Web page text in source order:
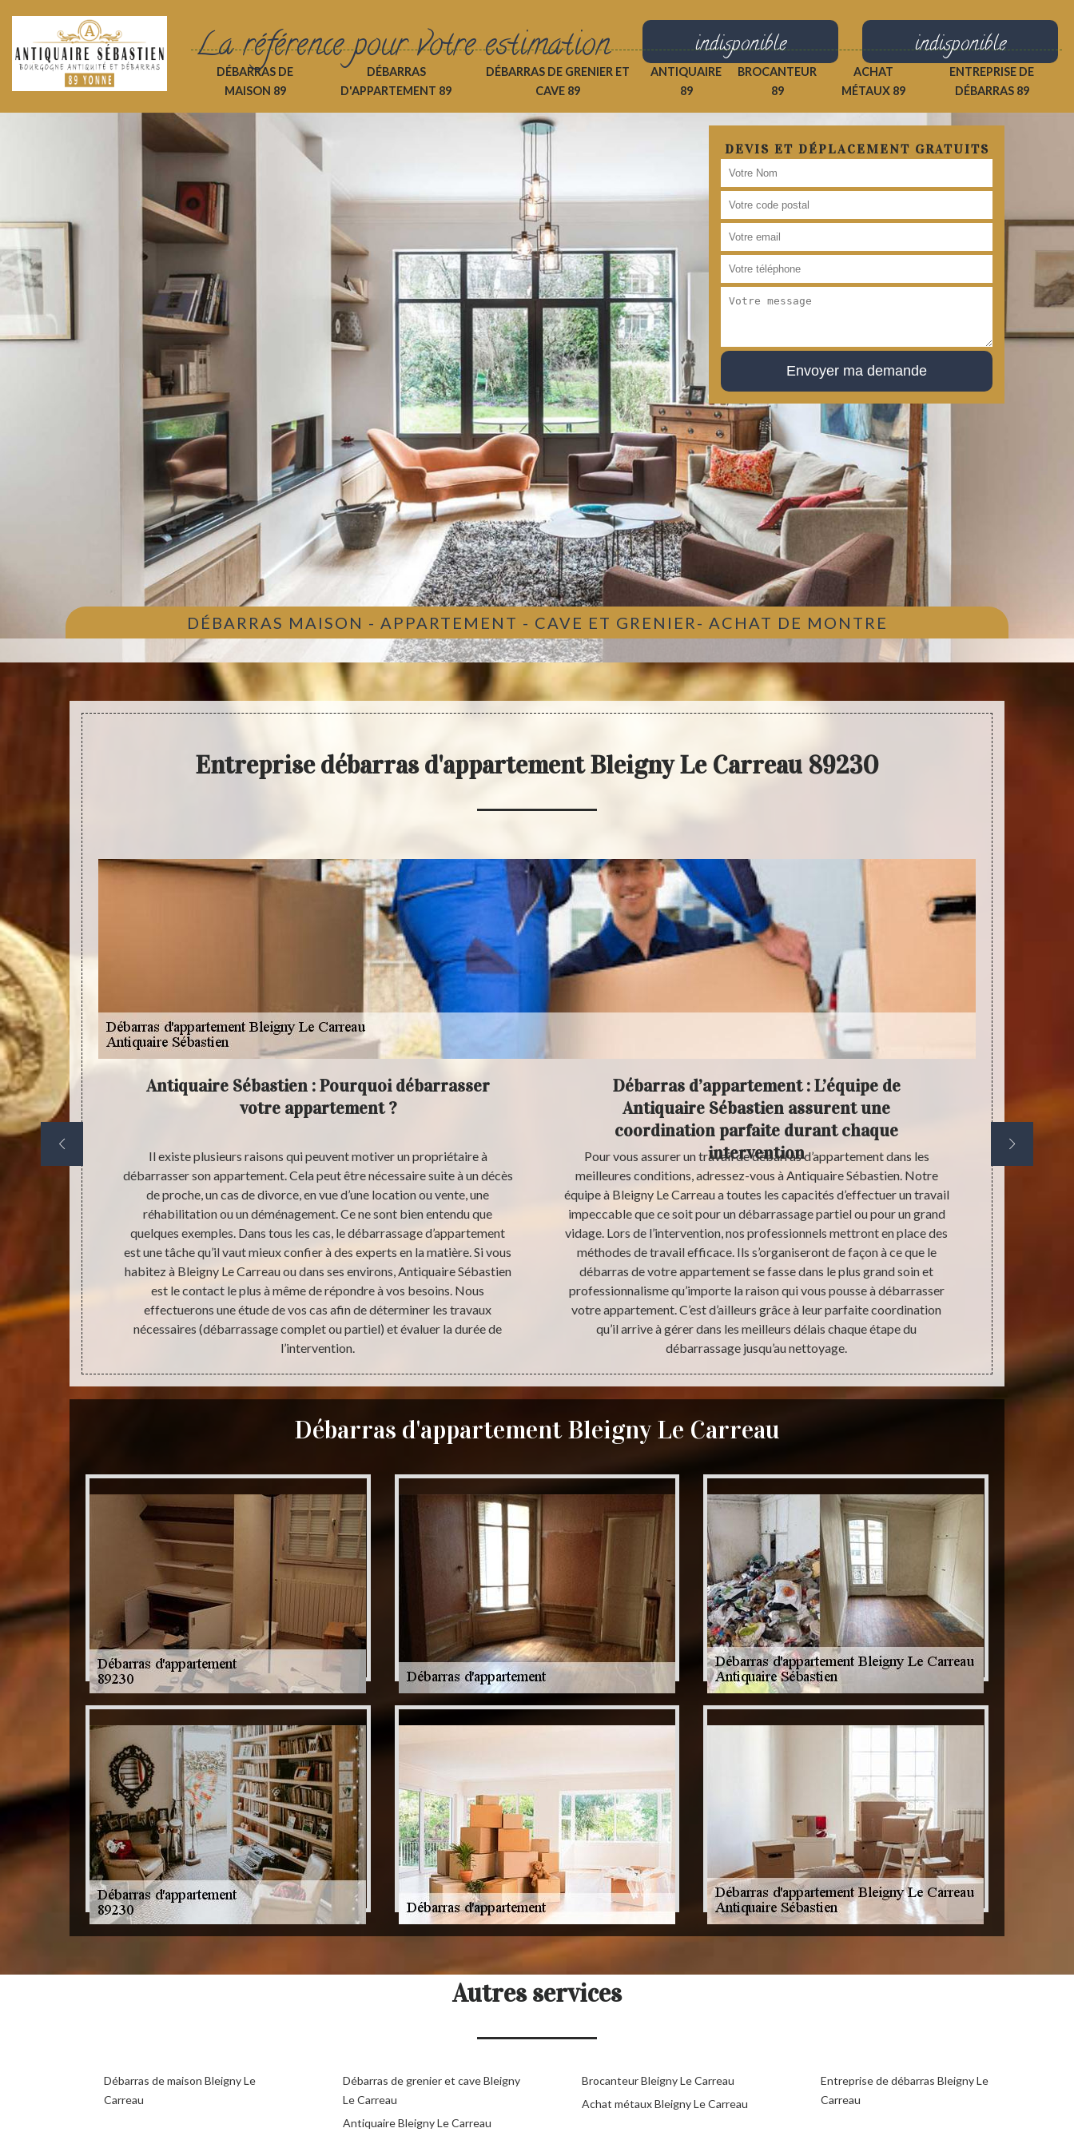
La référence pour votre estimation indisponible indisponible
DÉBARRAS DE
MAISON 89
DÉBARRAS
D'APPARTEMENT 89
DÉBARRAS DE GRENIER ET
CAVE 89
ANTIQUAIRE
89
BROCANTEUR
89
ACHAT
MÉTAUX 89
ENTREPRISE DE
DÉBARRAS 89
DEVIS ET DÉPLACEMENT GRATUITS
DÉBARRAS MAISON - APPARTEMENT - CAVE ET GRENIER- ACHAT DE MONTRE
Entreprise débarras d'appartement Bleigny Le Carreau 89230
la
à ce que le
des
Antiquaire Sébastien : Pourquoi débarrasser
votre appartement ?
Il existe plusieurs raisons qui peuvent motiver un propriétaire à
débarrasser son appartement. Cela peut être nécessaire suite à un décès
de proche, un cas de divorce, en vue d’une location ou vente, une
réhabilitation ou un déménagement. Ce ne sont bien entendu que
quelques exemples. Dans tous les cas, le débarrassage d’appartement
est une tâche qu’il vaut mieux confier à des experts en la matière. Si vous
habitez à Bleigny Le Carreau ou dans ses environs, Antiquaire Sébastien
est le contact le plus à même de répondre à vos besoins. Nous
effectuerons une étude de vos cas afin de déterminer les travaux
nécessaires (débarrassage complet ou partiel) et évaluer la durée de
l’intervention.
Débarras d’appartement : L’équipe de
Antiquaire Sébastien assurent une
coordination parfaite durant chaque
intervention
Pour vous assurer un travail de débarras d’appartement dans les
meilleures conditions, adressez-vous à Antiquaire Sébastien. Notre
équipe à Bleigny Le Carreau a toutes les capacités d’effectuer un travail
impeccable que ce soit pour un débarrassage partiel ou pour un grand
vidage. Lors de l’intervention, nos professionnels mettront en place des
méthodes de travail efficace. Ils s’organiseront de façon à ce que le
débarras de votre appartement se fasse dans le plus grand soin et
professionnalisme qu’importe la raison qui vous pousse à débarrasser
votre appartement. C’est d’ailleurs grâce à leur parfaite coordination
qu’il arrive à gérer dans les meilleurs délais chaque étape du
débarrassage jusqu’au nettoyage.
Débarras d'appartement Bleigny Le Carreau
Autres services
Débarras de maison Bleigny Le
Carreau
Débarras de grenier et cave Bleigny
Le Carreau
Antiquaire Bleigny Le Carreau
Brocanteur Bleigny Le Carreau
Achat métaux Bleigny Le Carreau
Entreprise de débarras Bleigny Le
Carreau